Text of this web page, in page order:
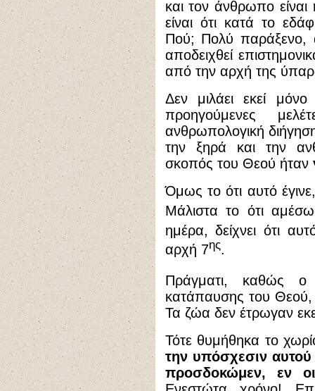
και τον άνθρωπο
είναι ότι κατά το
Πού; Πολύ παράξενο,
αποδειχθεί
από την αρχή της
Δεν μιλάει εκεί
προηγούμενες
ανθρωπολογική
την ξηρά και την
σκοπός του Θεού ήταν
Όμως το ότι αυτό
Μάλιστα το ότι
ημέρα, δείχνει ότι
αρχή 7ης.
Πράγματι, καθώς
κατάπαυσης του Θεού,
Τα ζώα δεν έτρωγαν
Τότε θυμήθηκα το
την υπόσχεσιν αυτού
προσδοκώμεν, εν